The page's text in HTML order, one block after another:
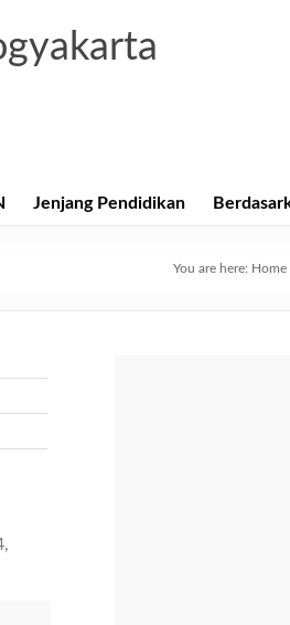
Jenjang Pendidikan
You are here: Home